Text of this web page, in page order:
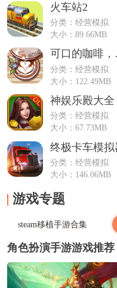
火车站2
分类：经营模拟
大小：89.66MB
可
分类：经营模拟
大小：122.49MB
神娱乐殿大全
分类：经营模拟
大小：67.73MB
终极卡车模拟
分类：经营模拟
大小：146.06MB
游戏专题
steam移植手游合集
角色扮演手游游戏推荐